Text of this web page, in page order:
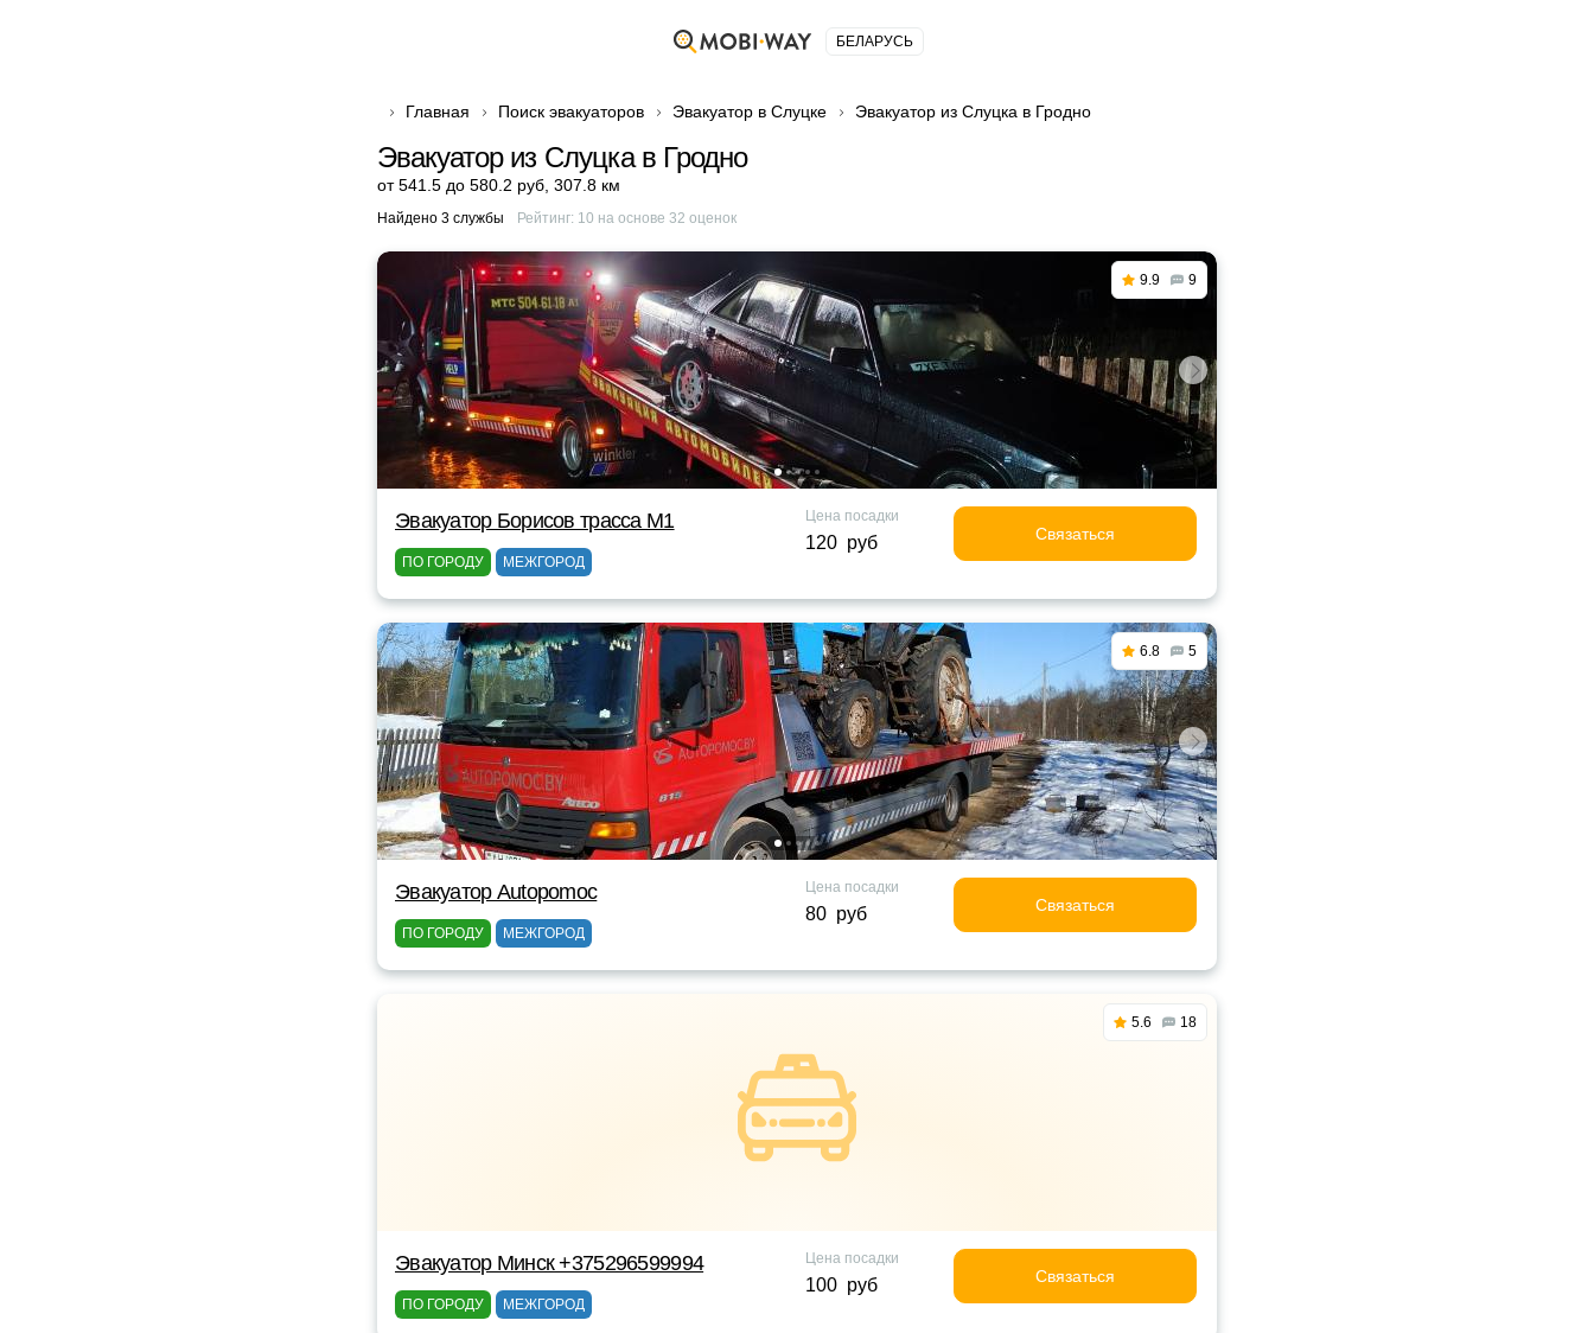
БЕЛАРУСЬ
Главная Поиск эвакуаторов Эвакуатор в Слуцке Эвакуатор из Слуцка в Гродно
Эвакуатор из Слуцка в Гродно
от 541.5 до 580.2 руб 307.8 км
Найдено 3 службы Рейтинг: 10 на основе 32 оценок
9.9 9
Эвакуатор Борисов трасса М1
ПО ГОРОДУ МЕЖГОРОД
Цена посадки
120 руб Связаться
6.8 5
Эвакуатор Autopomoc
ПО ГОРОДУ МЕЖГОРОД
Цена посадки
80 руб Связаться
5.6 18
Эвакуатор Минск +375296599994
ПО ГОРОДУ МЕЖГОРОД
Цена посадки
100 руб Связаться